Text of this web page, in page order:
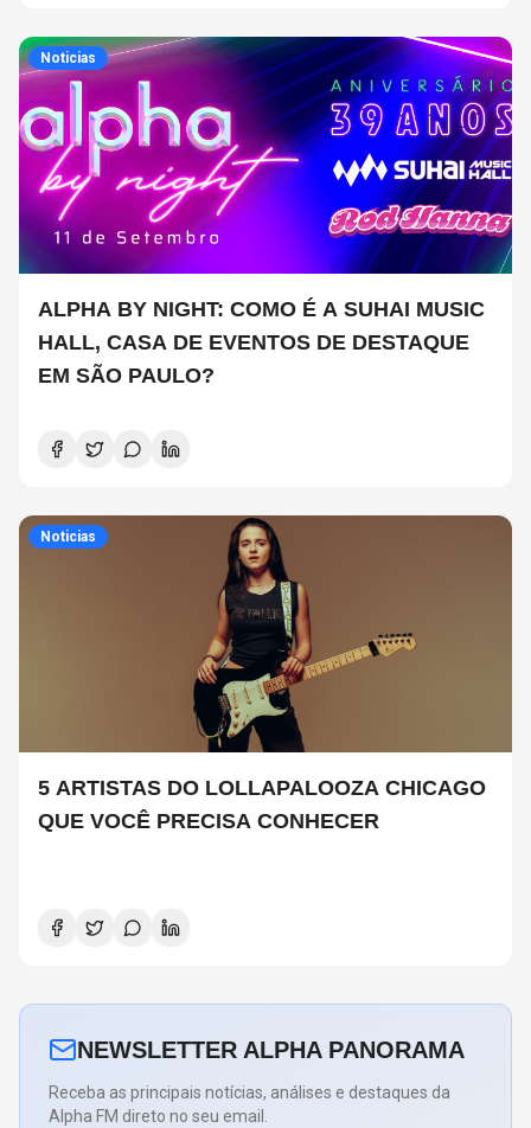
Noticias
ALPHA BY NIGHT: COMO É A SUHAI MUSIC
HALL, CASA DE EVENTOS DE DESTAQUE
EM SÃO PAULO?
Noticias
5 ARTISTAS DO LOLLAPALOOZA CHICAGO
QUE VOCÊ PRECISA CONHECER
NEWSLETTER ALPHA PANORAMA
Receba as principais notícias, análises e destaques da
Alpha FM direto no seu email.